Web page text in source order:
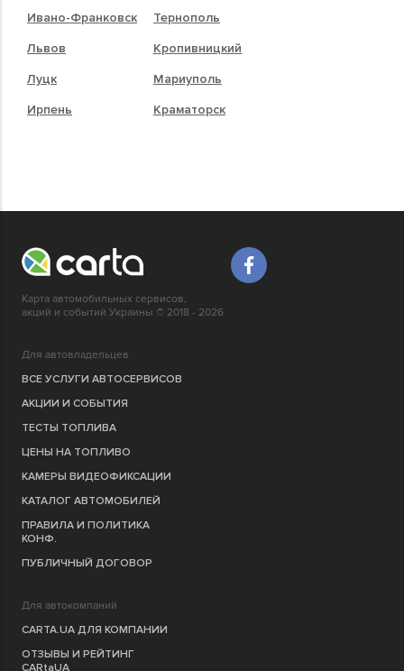
Ивано-Франковск
Тернополь
Львов
Кропивницкий
Луцк
Мариуполь
Ирпень
Краматорск
Карта автомобильных сервисов,
акций и событий Украины © 2018 - 2026
Для автовладельцев
ВСЕ УСЛУГИ АВТОСЕРВИСОВ
АКЦИИ И СОБЫТИЯ
ТЕСТЫ ТОПЛИВА
ЦЕНЫ НА ТОПЛИВО
КАМЕРЫ ВИДЕОФИКСАЦИИ
КАТАЛОГ АВТОМОБИЛЕЙ
ПРАВИЛА И ПОЛИТИКА
КОНФ.
ПУБЛИЧНЫЙ ДОГОВОР
Для автокомпаний
CARTA.UA ДЛЯ КОМПАНИИ
ОТЗЫВЫ И РЕЙТИНГ
CARtaUA